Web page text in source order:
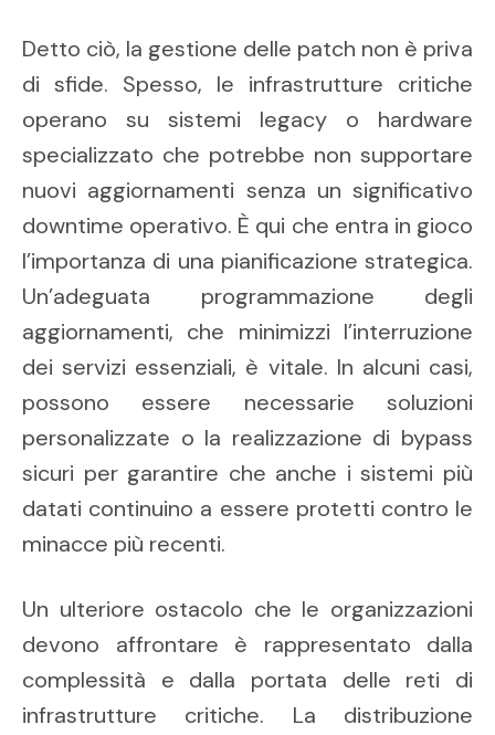
Detto ciò, la gestione delle patch non è priva
di sfide. Spesso, le infrastrutture critiche
operano su sistemi legacy o hardware
specializzato che potrebbe non supportare
nuovi aggiornamenti senza un significativo
downtime operativo. È qui che entra in gioco
l’importanza di una pianificazione strategica.
Un’adeguata programmazione degli
aggiornamenti, che minimizzi l’interruzione
dei servizi essenziali, è vitale. In alcuni casi,
possono essere necessarie soluzioni
personalizzate o la realizzazione di bypass
sicuri per garantire che anche i sistemi più
datati continuino a essere protetti contro le
minacce più recenti.
Un ulteriore ostacolo che le organizzazioni
devono affrontare è rappresentato dalla
complessità e dalla portata delle reti di
infrastrutture critiche. La distribuzione